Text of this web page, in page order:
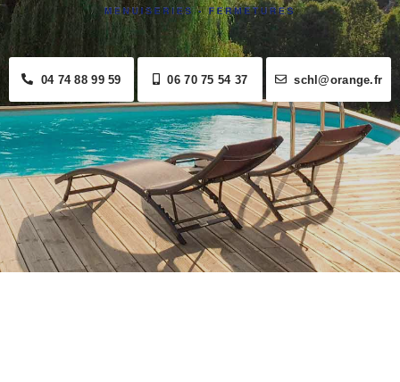
04 74 88 99 59 06 70 75 54 37 schl@orange.fr